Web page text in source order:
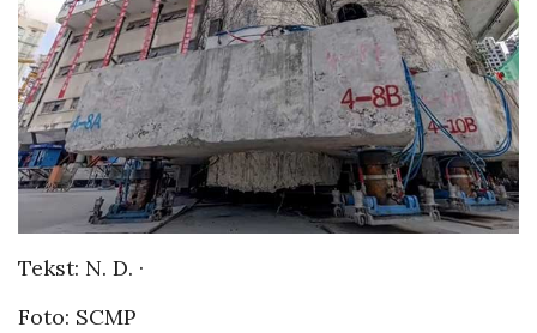
Tekst: N. D. ·
Foto: SCMP